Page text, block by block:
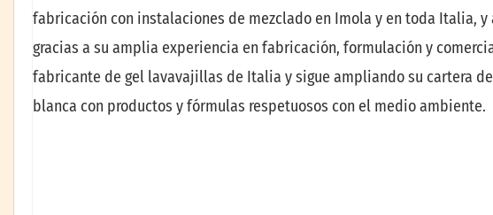
fabricación con instalaciones de mezclado en Imola y en toda Italia,
gracias a su amplia experiencia en fabricación, formulación y
fabricante de gel lavavajillas de Italia y sigue ampliando su cartera
blanca con productos y fórmulas respetuosos con el medio ambiente.